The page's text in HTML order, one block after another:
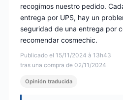
Publicado el 15/11/2024 à 13h43
tras una compra de 02/11/2024
recogimos nuestro pedido.
entrega por UPS, hay un
seguridad de una entrega por
recomendar cosmechic.
Opinión traducida